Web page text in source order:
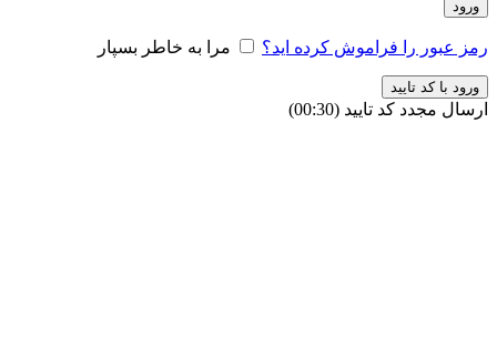
ورود
رمز عبور را فراموش کرده اید؟ مرا به خاطر بسپار
ورود با کد تایید
ارسال مجدد کد تایید (00:
30
)